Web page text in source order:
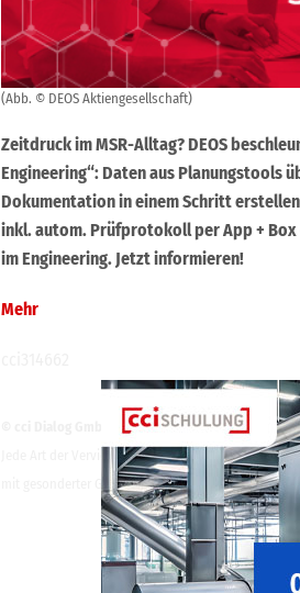
(Abb. © DEOS Aktiengesellschaft)
Zeitdruck im MSR-Alltag? DEOS
Engineering“: Daten aus Planungstools
Dokumentation in einem Schritt
inkl. autom. Prüfprotokoll per App + Box
im Engineering. Jetzt informieren!
Mehr
Jede Art der Vervielfältigung, Verbreitung,
mit gesonderter Genehmigung der cci Dialog GmbH